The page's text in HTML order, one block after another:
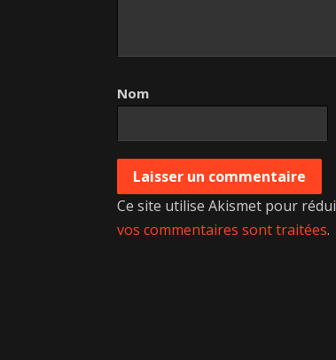
Nom
Ce site utilise Akismet pour
vos commentaires sont traitées.